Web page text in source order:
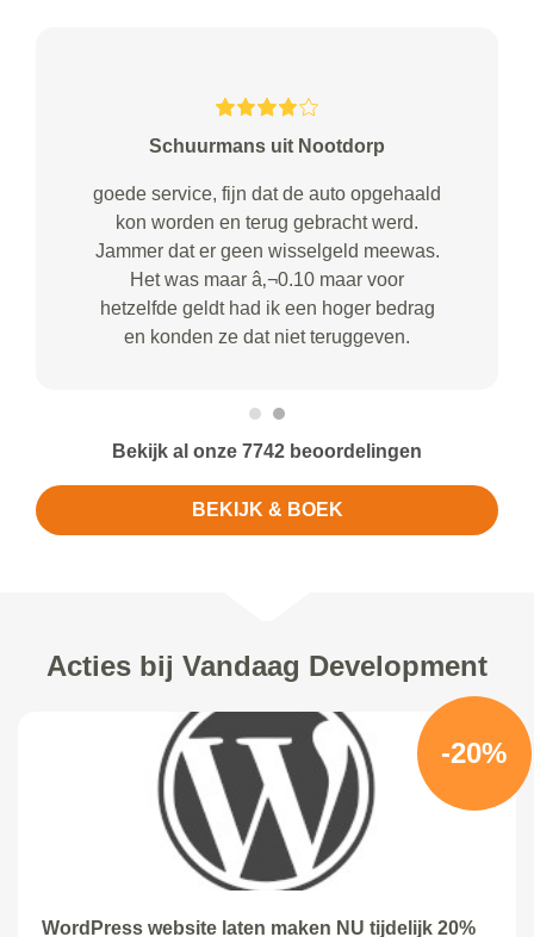
Schuurmans uit Nootdorp
goede service, fijn dat de auto opgehaald
kon worden en terug gebracht werd.
Jammer dat er geen wisselgeld meewas.
Het was maar â‚¬0.10 maar voor
hetzelfde geldt had ik een hoger bedrag
en konden ze dat niet teruggeven.
Bekijk al onze 7742 beoordelingen
BEKIJK & BOEK
Acties bij Vandaag Development
-20%
WordPress website laten maken NU tijdelijk 20%